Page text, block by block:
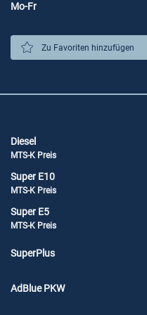
Mo-Fr
Zu Favoriten hinzufügen
Diesel
MTS-K Preis
Super E10
MTS-K Preis
Super E5
MTS-K Preis
SuperPlus
AdBlue PKW